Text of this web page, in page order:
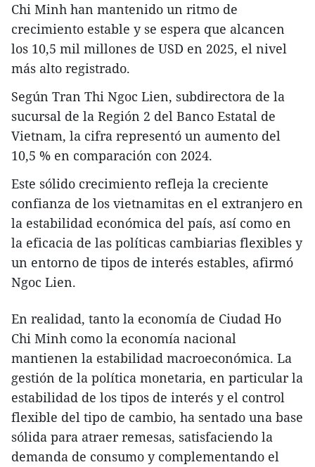
Chi Minh han mantenido un ritmo de
crecimiento estable y se espera que alcancen
los 10,5 mil millones de USD en 2025, el nivel
más alto registrado.
Según Tran Thi Ngoc Lien, subdirectora de la
sucursal de la Región 2 del Banco Estatal de
Vietnam, la cifra representó un aumento del
10,5 % en comparación con 2024.
Este sólido crecimiento refleja la creciente
confianza de los vietnamitas en el extranjero en
la estabilidad económica del país, así como en
la eficacia de las políticas cambiarias flexibles y
un entorno de tipos de interés estables, afirmó
Ngoc Lien.
En realidad, tanto la economía de Ciudad Ho
Chi Minh como la economía nacional
mantienen la estabilidad macroeconómica. La
gestión de la política monetaria, en particular la
estabilidad de los tipos de interés y el control
flexible del tipo de cambio, ha sentado una base
sólida para atraer remesas, satisfaciendo la
demanda de consumo y complementando el